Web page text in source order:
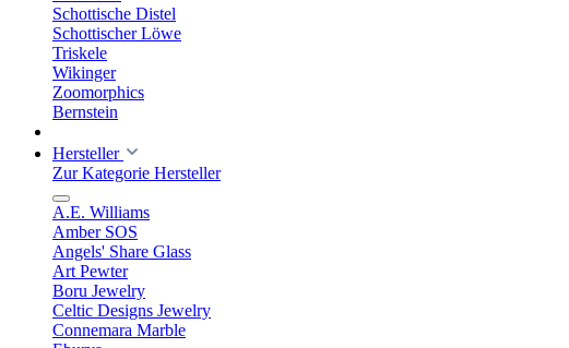
Schottische Distel
Schottischer Löwe
Triskele
Wikinger
Zoomorphics
Bernstein
Hersteller
Zur Kategorie Hersteller
A.E. Williams
Amber SOS
Angels' Share Glass
Art Pewter
Boru Jewelry
Celtic Designs Jewelry
Connemara Marble